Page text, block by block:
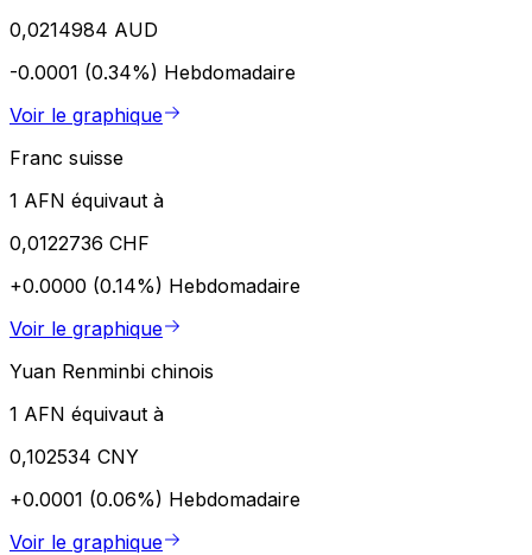
0,0214984 AUD
-0.0001 (0.34%) Hebdomadaire
Voir le graphique
Franc suisse
1 AFN équivaut à
0,0122736 CHF
+0.0000 (0.14%) Hebdomadaire
Voir le graphique
Yuan Renminbi chinois
1 AFN équivaut à
0,102534 CNY
+0.0001 (0.06%) Hebdomadaire
Voir le graphique